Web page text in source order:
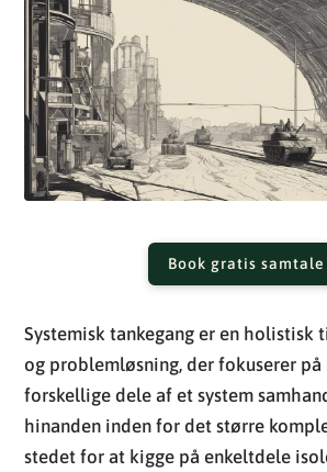
Book gratis samtale
Systemisk tankegang er en holistisk
og problemløsning, der fokuserer på
forskellige dele af et system
hinanden inden for det større
stedet for at kigge på enkeltdele